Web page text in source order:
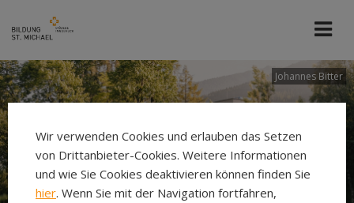
Johannes Bitter
Wir verwenden Cookies und erlauben das Setzen
von Drittanbieter-Cookies. Weitere Informationen
und wie Sie Cookies deaktivieren können finden Sie
hier. Wenn Sie mit der Navigation fortfahren,